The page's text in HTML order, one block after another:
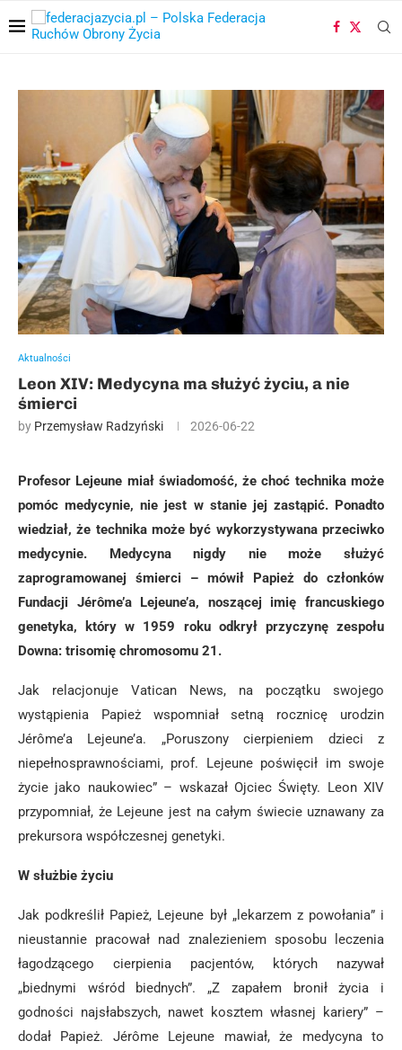
Aktualności
Leon XIV: Medycyna ma służyć życiu, a nie
śmierci
by Przemysław Radzyński 2026-06-22
Profesor Lejeune miał świadomość, że choć technika może
pomóc medycynie, nie jest w stanie jej zastąpić. Ponadto
wiedział, że technika może być wykorzystywana przeciwko
medycynie. Medycyna nigdy nie może służyć
zaprogramowanej śmierci – mówił Papież do członków
Fundacji Jérôme’a Lejeune’a, noszącej imię francuskiego
genetyka, który w 1959 roku odkrył przyczynę zespołu
Downa: trisomię chromosomu 21.
Jak relacjonuje Vatican News, na początku swojego
wystąpienia Papież wspomniał setną rocznicę urodzin
Jérôme’a Lejeune’a. „Poruszony cierpieniem dzieci z
niepełnosprawnościami, prof. Lejeune poświęcił im swoje
życie jako naukowiec” – wskazał Ojciec Święty. Leon XIV
przypomniał, że Lejeune jest na całym świecie uznawany za
prekursora współczesnej genetyki.
W służbie życiu
Jak podkreślił Papież, Lejeune był „lekarzem z powołania” i
nieustannie pracował nad znalezieniem sposobu leczenia
łagodzącego cierpienia pacjentów, których nazywał
„biednymi wśród biednych”. „Z zapałem bronił życia i
godności najsłabszych, nawet kosztem własnej kariery” –
dodał Papież. Jérôme Lejeune mawiał, że medycyna to